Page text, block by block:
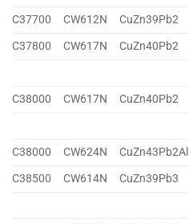
C37700
CW612N CuZn39Pb2
C37800
CW617N CuZn40Pb2
C38000 CW617N CuZn40Pb2
C38000 CW624N CuZn43Pb2Al
C38500
CW614N CuZn39Pb3